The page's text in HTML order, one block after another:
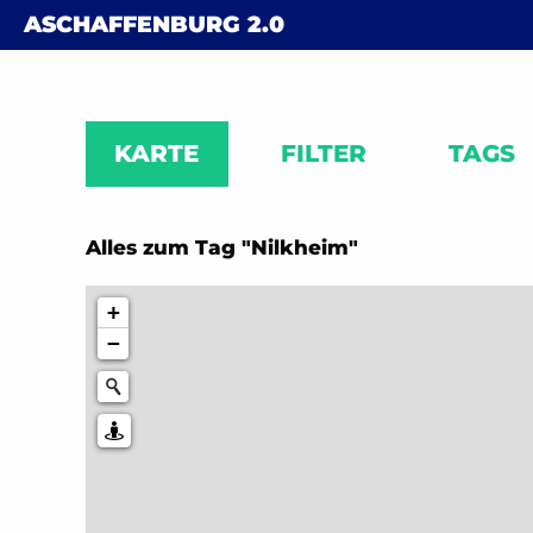
Skip to content
ASCHAFFENBURG 2.0
KARTE FILTER TAGS
Alles zum Tag "Nilkheim"
+
−